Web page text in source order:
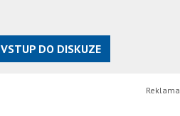
VSTUP DO DISKUZE